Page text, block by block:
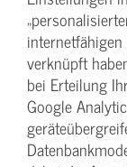
verknüpft
bei Erteilung
Google